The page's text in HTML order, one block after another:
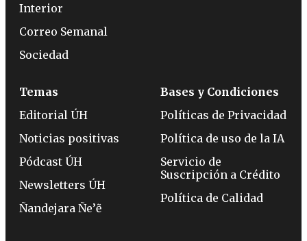
Interior
Correo Semanal
Sociedad
Temas
Editorial ÚH
Noticias positivas
Pódcast ÚH
Newsletters ÚH
Ñandejara Ñe’ẽ
Bases y Condiciones
Políticas de Privacidad
Política de uso de la IA
Servicio de
Suscripción a Crédito
Política de Calidad